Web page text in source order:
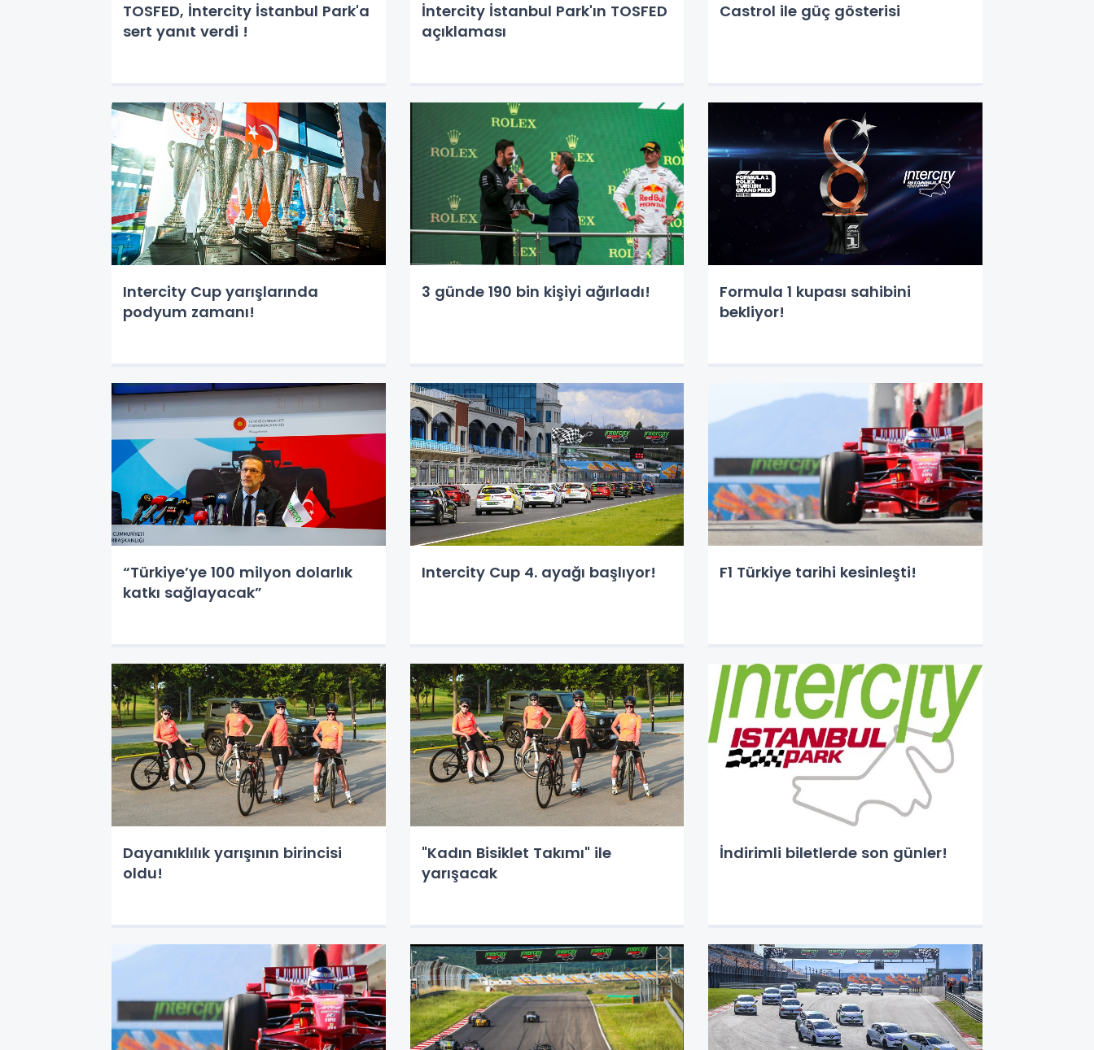
TOSFED, İntercity İstanbul Park'a
sert yanıt verdi !
İntercity İstanbul Park'ın TOSFED
açıklaması
Castrol ile güç gösterisi
Intercity Cup yarışlarında
podyum zamanı!
3 günde 190 bin kişiyi ağırladı!
Formula 1 kupası sahibini
bekliyor!
“Türkiye’ye 100 milyon dolarlık
katkı sağlayacak”
Intercity Cup 4. ayağı başlıyor! F1 Türkiye tarihi kesinleşti!
Dayanıklılık yarışının birincisi
oldu!
"Kadın Bisiklet Takımı" ile
yarışacak
İndirimli biletlerde son günler!